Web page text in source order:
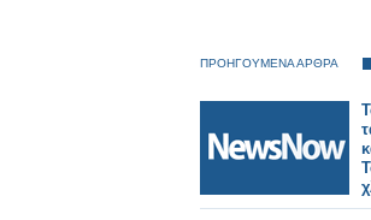
ΠΡΟΗΓΟΥΜΕΝΑ ΑΡΘΡΑ